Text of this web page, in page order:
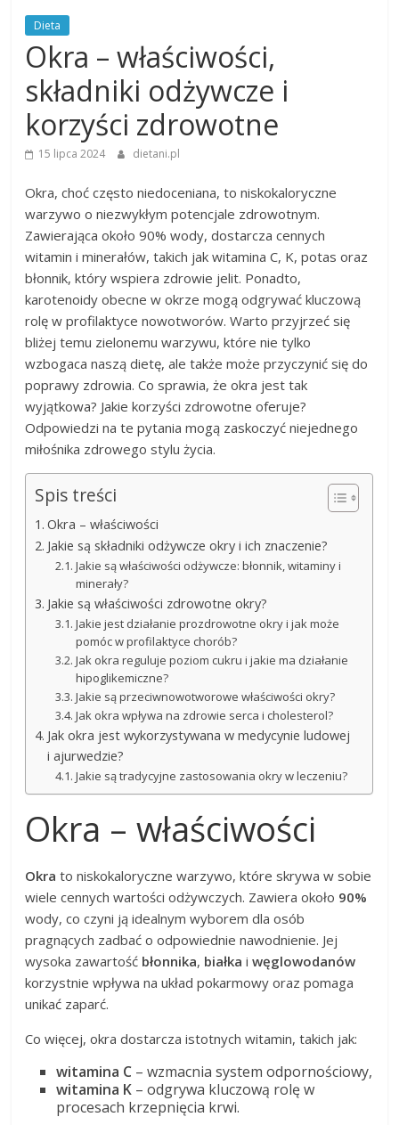
Dieta
Okra – właściwości,
składniki odżywcze i
korzyści zdrowotne
15 lipca 2024 dietani.pl
Okra, choć często niedoceniana, to niskokaloryczne
warzywo o niezwykłym potencjale zdrowotnym.
Zawierająca około 90% wody, dostarcza cennych
witamin i minerałów, takich jak witamina C, K, potas oraz
błonnik, który wspiera zdrowie jelit. Ponadto,
karotenoidy obecne w okrze mogą odgrywać kluczową
rolę w profilaktyce nowotworów. Warto przyjrzeć się
bliżej temu zielonemu warzywu, które nie tylko
wzbogaca naszą dietę, ale także może przyczynić się do
poprawy zdrowia. Co sprawia, że okra jest tak
wyjątkowa? Jakie korzyści zdrowotne oferuje?
Odpowiedzi na te pytania mogą zaskoczyć niejednego
miłośnika zdrowego stylu życia.
Spis treści
Okra – właściwości
Jakie są składniki odżywcze okry i ich znaczenie?
Jakie są właściwości odżywcze: błonnik, witaminy i
minerały?
Jakie są właściwości zdrowotne okry?
Jakie jest działanie prozdrowotne okry i jak może
pomóc w profilaktyce chorób?
Jak okra reguluje poziom cukru i jakie ma działanie
hipoglikemiczne?
Jakie są przeciwnowotworowe właściwości okry?
Jak okra wpływa na zdrowie serca i cholesterol?
Jak okra jest wykorzystywana w medycynie ludowej
i ajurwedzie?
Jakie są tradycyjne zastosowania okry w leczeniu?
Okra – właściwości
Okra to niskokaloryczne warzywo, które skrywa w sobie
wiele cennych wartości odżywczych. Zawiera około 90%
wody, co czyni ją idealnym wyborem dla osób
pragnących zadbać o odpowiednie nawodnienie. Jej
wysoka zawartość błonnika, białka iwęglowodanów
korzystnie wpływa na układ pokarmowy oraz pomaga
unikać zaparć.
Co więcej, okra dostarcza istotnych witamin, takich jak:
witamina C – wzmacnia system odpornościowy,
witamina K – odgrywa kluczową rolę w
procesach krzepnięcia krwi.